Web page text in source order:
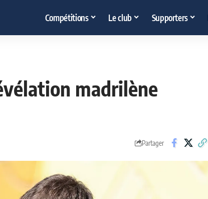
Compétitions Le club Supporters
madrilène
Partager